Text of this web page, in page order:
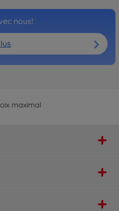
nous!
du fabricant
maximal
personnalisé
rapide